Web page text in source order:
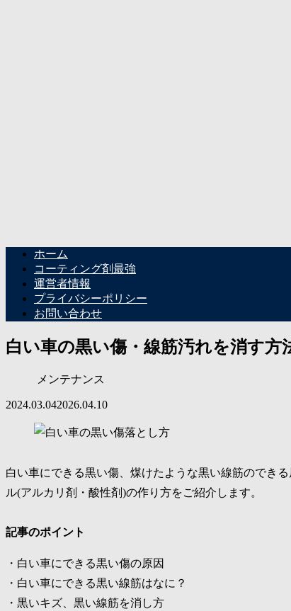
ホーム
コーティング剤最強
運営者情報
プライバシーポリシー
お問い合わせ
白い車の黒い傷・線筋汚れを消す方
メンテナンス
2024.03.042026.04.10
白い車にできる黒い傷、煤けたような黒い線筋のでき
ル(アルカリ剤・酸性剤)の作り方をご紹介します。
記事のポイント
・白い車にできる黒い傷の原因
・白い車にできる黒い線筋はなに？
・黒いキズ、黒い線筋を消し方